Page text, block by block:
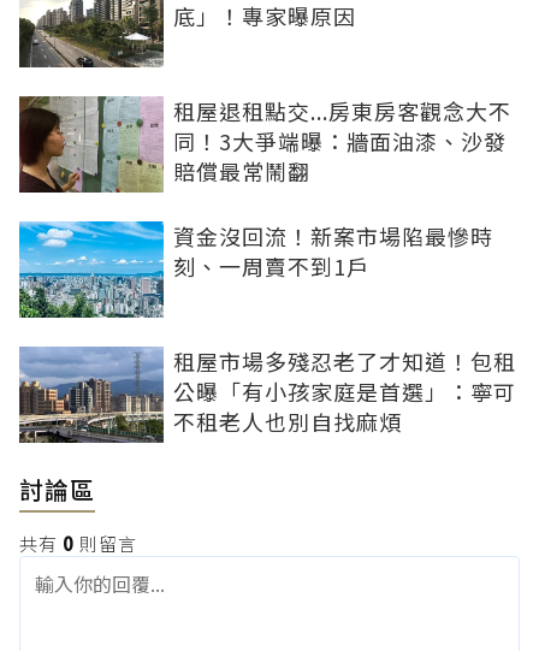
底」！專家曝原因
租屋退租點交...房東房客觀念大不
同！3大爭端曝：牆面油漆、沙發
賠償最常鬧翻
資金沒回流！新案市場陷最慘時
刻、一周賣不到1戶
租屋市場多殘忍老了才知道！包租
公曝「有小孩家庭是首選」：寧可
不租老人也別自找麻煩
討論區
共有 0 則留言